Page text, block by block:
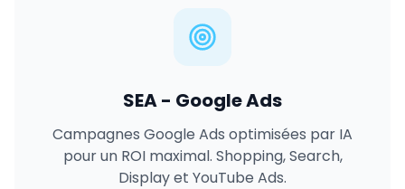
SEA - Google Ads
Campagnes Google Ads optimisées par IA
pour un ROI maximal. Shopping, Search,
Display et YouTube Ads.